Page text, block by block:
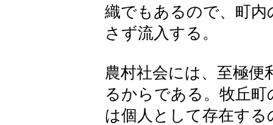
織でもあるので、町
さず流入する。
農村社会には、至極
るからである。牧丘
は個人として存在す